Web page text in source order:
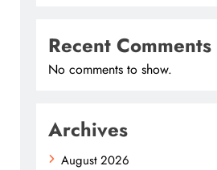
Recent Comments
No comments to show.
Archives
August 2026